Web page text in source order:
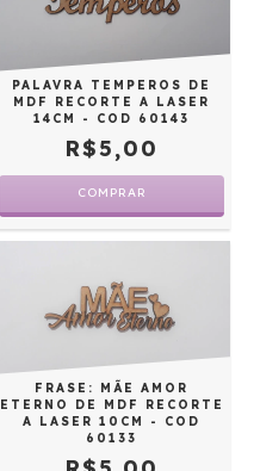
PALAVRA TEMPEROS DE
MDF RECORTE A LASER
14CM - COD 60143
R$5,00
COMPRAR
FRASE: MÃE AMOR
ETERNO DE MDF RECORTE
A LASER 10CM - COD
60133